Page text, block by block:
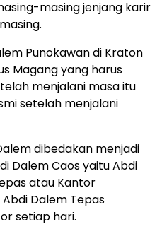
masing jenjang karir
Punokawan di Kraton
Magang yang harus
menjalani masa itu
setelah menjalani
dibedakan menjadi
Dalem Caos yaitu Abdi
atau Kantor
Dalem Tepas
setiap hari.